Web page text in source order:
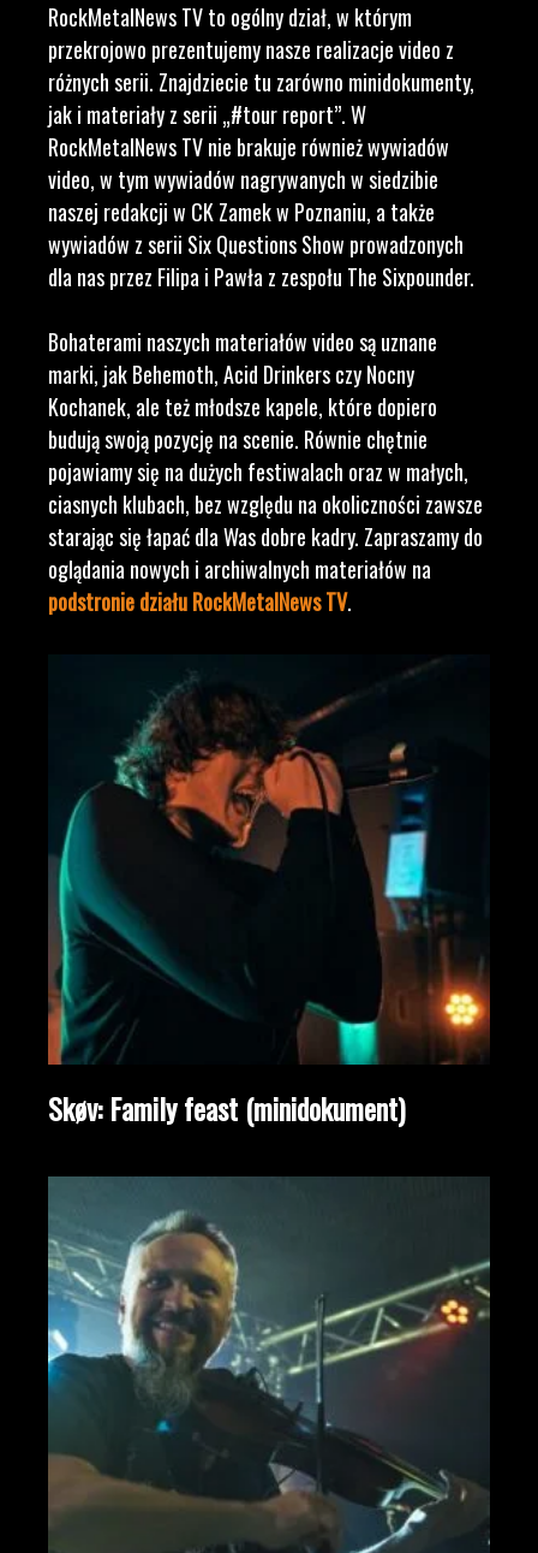
RockMetalNews TV to ogólny dział, w którym
przekrojowo prezentujemy nasze realizacje video z
różnych serii. Znajdziecie tu zarówno minidokumenty,
jak i materiały z serii „#tour report”. W
RockMetalNews TV nie brakuje również wywiadów
video, w tym wywiadów nagrywanych w siedzibie
naszej redakcji w CK Zamek w Poznaniu, a także
wywiadów z serii Six Questions Show prowadzonych
dla nas przez Filipa i Pawła z zespołu The Sixpounder.
Bohaterami naszych materiałów video są uznane
marki, jak Behemoth, Acid Drinkers czy Nocny
Kochanek, ale też młodsze kapele, które dopiero
budują swoją pozycję na scenie. Równie chętnie
pojawiamy się na dużych festiwalach oraz w małych,
ciasnych klubach, bez względu na okoliczności zawsze
starając się łapać dla Was dobre kadry. Zapraszamy do
oglądania nowych i archiwalnych materiałów na
podstronie działu RockMetalNews TV.
Skøv: Family feast (minidokument)